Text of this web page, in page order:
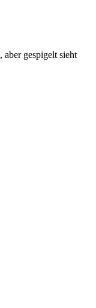
gespigelt sieht